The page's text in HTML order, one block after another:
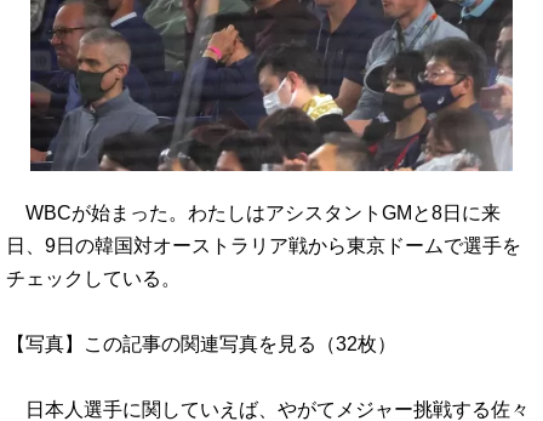
WBCが始まった。わたしはアシスタントGMと8日に来
日、9日の韓国対オーストラリア戦から東京ドームで選手を
チェックしている。
【写真】この記事の関連写真を見る（32枚）
日本人選手に関していえば、やがてメジャー挑戦する佐々